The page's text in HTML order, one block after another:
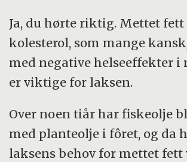
Ja, du hørte riktig. Mettet fett
kolesterol, som mange
med negative helseeffekter i
er viktige for laksen.
Over noen tiår har fiskeolje
med planteolje i fôret, og da
laksens behov for mettet